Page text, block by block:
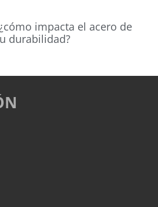
impacta el acero de
durabilidad?